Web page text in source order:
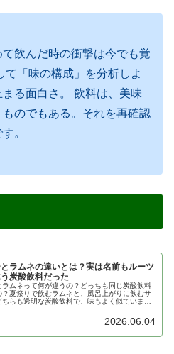
て飲んだ時の衝撃は今でも覚
て「味の構成」を分析しよ
る面白さ。 飲料は、美味
のでもある。それを再確認
。
ラムネの違いとは？実は名前もルーツ
炭酸飲料だった
ラムネって何が違うの？どっちも同じ炭酸飲料
？夏祭りで飲むラムネと、風呂上がりに飲むサ
ちらも透明な炭酸飲料で、味もよく似ていま
2026.06.04